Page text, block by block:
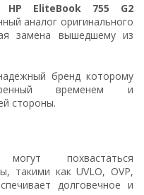
HP EliteBook 755 G2
аналог оригинального
замена вышедшему из
бренд которому
временем и
стороны.
похвастаться
такими как UVLO, OVP,
долговечное и